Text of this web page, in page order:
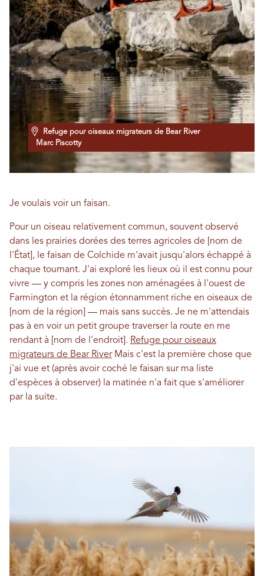
Refuge pour oiseaux migrateurs de Bear River
Marc Piscotty
Je voulais voir un faisan.
Pour un oiseau relativement commun, souvent observé
dans les prairies dorées des terres agricoles de [nom de
l'État], le faisan de Colchide m'avait jusqu'alors échappé à
chaque tournant. J'ai exploré les lieux où il est connu pour
vivre — y compris les zones non aménagées à l'ouest de
Farmington et la région étonnamment riche en oiseaux de
[nom de la région] — mais sans succès. Je ne m'attendais
pas à en voir un petit groupe traverser la route en me
rendant à [nom de l'endroit]. Refuge pour oiseaux
migrateurs de Bear RiverMais c'est la première chose que
j'ai vue et (après avoir coché le faisan sur ma liste
d'espèces à observer) la matinée n'a fait que s'améliorer
par la suite.